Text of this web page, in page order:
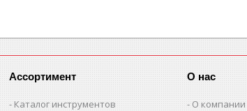
Ассортимент
Каталог инструментов
О нас
О компании